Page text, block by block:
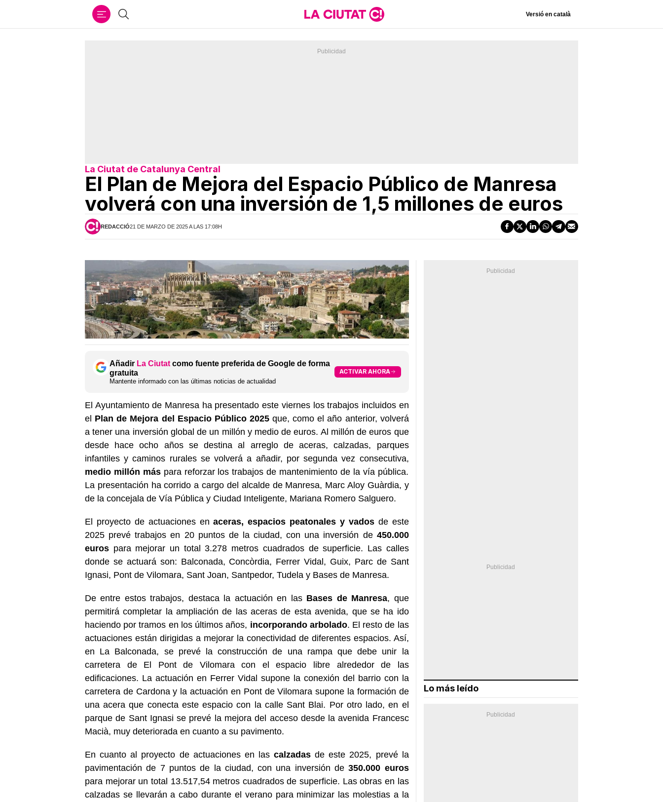
Buscar Versió en català
La Ciutat de Catalunya Central
El Plan de Mejora del Espacio Público de Manresa
volverá con una inversión de 1,5 millones de euros
REDACCIÓ21 DE MARZO DE 2025 A LAS 17:08H
Añadir La Ciutat como fuente preferida de Google de forma
gratuita
Mantente informado con las últimas noticias de actualidad
ACTIVAR AHORA
El Ayuntamiento de Manresa ha presentado este viernes los trabajos incluidos en
el Plan de Mejora del Espacio Público 2025que, como el año anterior, volverá
a tener una inversión global de un millón y medio de euros. Al millón de euros que
desde hace ocho años se destina al arreglo de aceras, calzadas, parques
infantiles y caminos rurales se volverá a añadir, por segunda vez consecutiva,
medio millón máspara reforzar los trabajos de mantenimiento de la vía pública.
La presentación ha corrido a cargo del alcalde de Manresa, Marc Aloy Guàrdia, y
de la concejala de Vía Pública y Ciudad Inteligente, Mariana Romero Salguero.
El proyecto de actuaciones enaceras, espacios peatonales y vadosde este
2025 prevé trabajos en 20 puntos de la ciudad, con una inversión de450.000
euros para mejorar un total 3.278 metros cuadrados de superficie. Las calles
donde se actuará son: Balconada, Concòrdia, Ferrer Vidal, Guix, Parc de Sant
Ignasi, Pont de Vilomara, Sant Joan, Santpedor, Tudela y Bases de Manresa.
De entre estos trabajos, destaca la actuación en lasBases de Manresa, que
permitirá completar la ampliación de las aceras de esta avenida, que se ha ido
haciendo por tramos en los últimos años, incorporando arbolado. El resto de las
actuaciones están dirigidas a mejorar la conectividad de diferentes espacios. Así,
en La Balconada, se prevé la construcción de una rampa que debe unir la
carretera de El Pont de Vilomara con el espacio libre alrededor de las
edificaciones. La actuación en Ferrer Vidal supone la conexión del barrio con la
carretera de Cardona y la actuación en Pont de Vilomara supone la formación de
una acera que conecta este espacio con la calle Sant Blai. Por otro lado, en el
parque de Sant Ignasi se prevé la mejora del acceso desde la avenida Francesc
Macià, muy deteriorada en cuanto a su pavimento.
En cuanto al proyecto de actuaciones en lascalzadas de este 2025, prevé la
pavimentación de 7 puntos de la ciudad, con una inversión de350.000 euros
para mejorar un total 13.517,54 metros cuadrados de superficie. Las obras en las
calzadas se llevarán a cabo durante el verano para minimizar las molestias a la
Lo más leído